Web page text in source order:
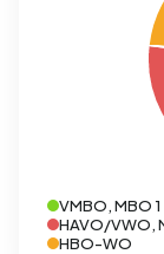
VMBO, MBO 1
HAVO/VWO,
HBO-WO